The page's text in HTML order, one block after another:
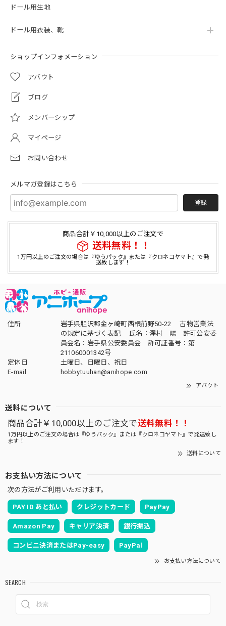
ドール用生地
ドール用衣装、靴
ショップインフォメーション
アバウト
ブログ
メンバーシップ
マイページ
お問い合わせ
メルマガ登録はこちら
登録
商品合計￥10,000以上のご注文で
送料無料！！
1万円以上のご注文の場合は『ゆうパック』または『クロネコヤマト』で発
送致します！
住所
岩手県胆沢郡金ヶ崎町西根前野50-22 古物営業法
の規定に基づく表記 氏名：澤村 陽 許可公安委
員会名：岩手県公安委員会 許可証番号：第
211060001342号
定休日
土曜日、日曜日、祝日
E-mail
hobbytuuhan@anihope.com
アバウト
送料について
商品合計￥10,000以上のご注文で送料無料！！
1万円以上のご注文の場合は『ゆうパック』または『クロネコヤマト』で発送致し
ます！
送料について
お支払い方法について
次の方法がご利用いただけます。
PAY ID あと払い クレジットカード PayPay
Amazon Pay キャリア決済 銀行振込
コンビニ決済またはPay-easy PayPal
お支払い方法について
SEARCH